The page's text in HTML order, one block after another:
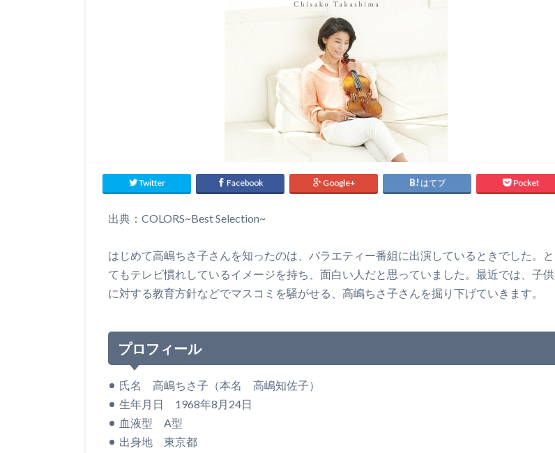
Twitter Facebook Google+ はてブ Pocket
出典：COLORS~Best Selection~
はじめて高嶋ちさ子さんを知ったのは、バラエティー番組に出演しているときでした。と
てもテレビ慣れしているイメージを持ち、面白い人だと思っていました。最近では、子供
に対する教育方針などでマスコミを騒がせる、高嶋ちさ子さんを掘り下げていきます。
プロフィール
氏名 高嶋ちさ子（本名 高嶋知佐子）
生年月日 1968年8月24日
血液型 A型
出身地 東京都